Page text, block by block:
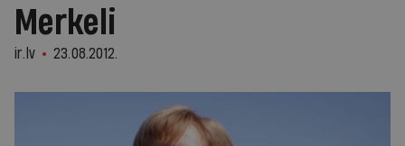
Merkeli
ir.lv 23.08.2012.